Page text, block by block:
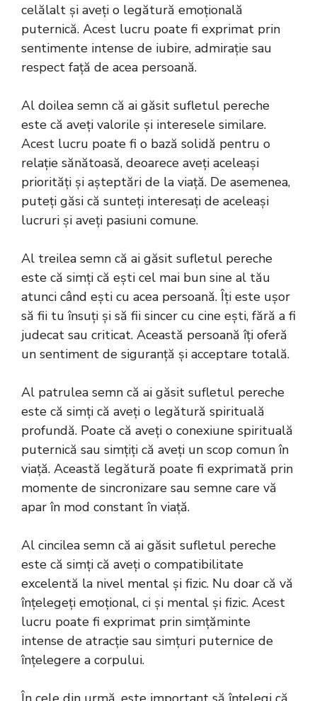
celălalt și aveți o legătură emoțională
puternică. Acest lucru poate fi exprimat prin
sentimente intense de iubire, admirație sau
respect față de acea persoană.
Al doilea semn că ai găsit sufletul pereche
este că aveți valorile și interesele similare.
Acest lucru poate fi o bază solidă pentru o
relație sănătoasă, deoarece aveți aceleași
priorități și așteptări de la viață. De asemenea,
puteți găsi că sunteți interesați de aceleași
lucruri și aveți pasiuni comune.
Al treilea semn că ai găsit sufletul pereche
este că simți că ești cel mai bun sine al tău
atunci când ești cu acea persoană. Îți este ușor
să fii tu însuți și să fii sincer cu cine ești, fără a fi
judecat sau criticat. Această persoană îți oferă
un sentiment de siguranță și acceptare totală.
Al patrulea semn că ai găsit sufletul pereche
este că simți că aveți o legătură spirituală
profundă. Poate că aveți o conexiune spirituală
puternică sau simțiți că aveți un scop comun în
viață. Această legătură poate fi exprimată prin
momente de sincronizare sau semne care vă
apar în mod constant în viață.
Al cincilea semn că ai găsit sufletul pereche
este că simți că aveți o compatibilitate
excelentă la nivel mental și fizic. Nu doar că vă
înțelegeți emoțional, ci și mental și fizic. Acest
lucru poate fi exprimat prin simțăminte
intense de atracție sau simțuri puternice de
înțelegere a corpului.